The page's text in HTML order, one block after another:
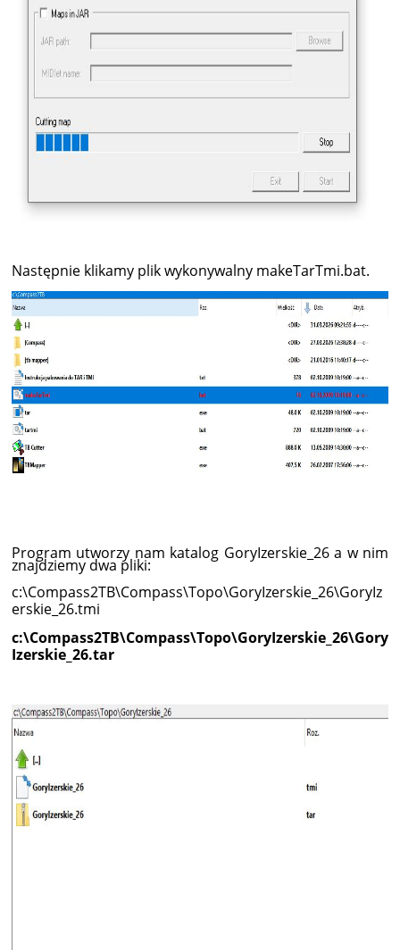
Następnie klikamy plik wykonywalny makeTarTmi.bat.
Program utworzy nam katalog GoryIzerskie_26 a w nim
znajdziemy dwa pliki:
c:\Compass2TB\Compass\Topo\GoryIzerskie_26\GoryIz
erskie_26.tmi
c:\Compass2TB\Compass\Topo\GoryIzerskie_26\Gory
Izerskie_26.tar